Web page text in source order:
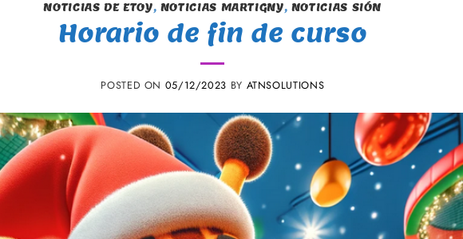
NOTICIAS DE ETOY, NOTICIAS MARTIGNY, NOTICIAS SIÓN
Horario de fin de curso
POSTED ON 05/12/2023 BY ATNSOLUTIONS